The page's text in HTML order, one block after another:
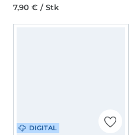
7,90 € / Stk
DIGITAL